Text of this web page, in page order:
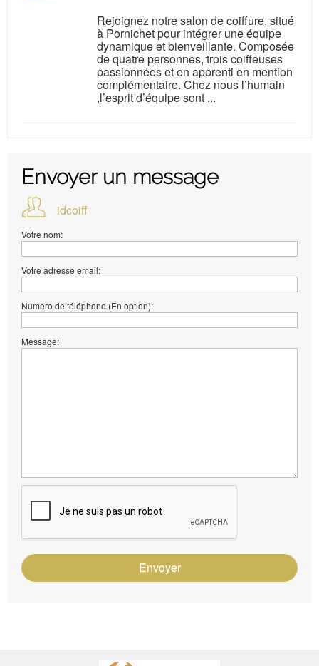
Rejoignez notre salon de coiffure, situé
à Pornichet pour intégrer une équipe
dynamique et bienveillante. Composée
de quatre personnes, trois coiffeuses
passionnées et en apprenti en mention
complémentaire. Chez nous l’humain
,l’esprit d’équipe sont ...
Envoyer un message
idcoiff
Votre nom:
Votre adresse email:
Numéro de téléphone (En option):
Message:
Envoyer